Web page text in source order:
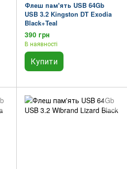
Флеш пам'ять USB 64Gb
USB 3.2 Kingston DT Exodia
Black+Teal
390 грн
В наявності
Купити